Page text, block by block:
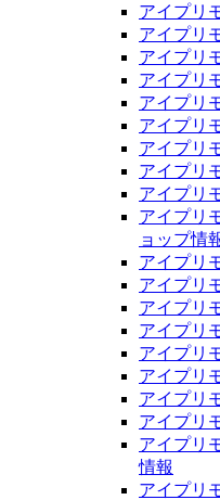
アイプリ
アイプリ
アイプリ
アイプリ
アイプリ
アイプリ
アイプリ
アイプリ
アイプリ
アイプリ
ョップ情
アイプリ
アイプリ
アイプリ
アイプリ
アイプリ
アイプリ
アイプリ
アイプリ
アイプリ
情報
アイプリ